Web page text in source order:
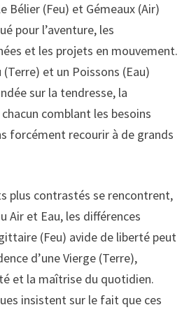
Bélier (Feu) et Gémeaux (Air)
pour l’aventure, les
et les projets en mouvement.
(Terre) et un Poissons (Eau)
sur la tendresse, la
comblant les besoins
forcément recourir à de grands
plus contrastés se rencontrent,
Air et Eau, les différences
(Feu) avide de liberté peut
d’une Vierge (Terre),
et la maîtrise du quotidien.
insistent sur le fait que ces